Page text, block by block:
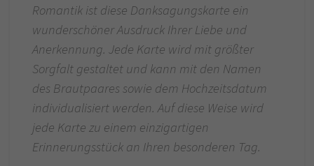
Romantik ist diese Danksagungskarte ein
wunderschöner Ausdruck Ihrer Liebe und
Anerkennung. Jede Karte wird mit größter
Sorgfalt gestaltet und kann mit den Namen
des Brautpaares sowie dem Hochzeitsdatum
individualisiert werden. Auf diese Weise wird
jede Karte zu einem einzigartigen
Erinnerungsstück an Ihren besonderen Tag.